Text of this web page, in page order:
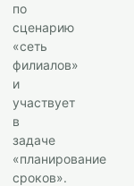
по
сценарию
«сеть
филиалов»
и
участвует
в
задаче
«планирование
сроков».